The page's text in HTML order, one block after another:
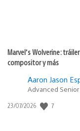
Marvel’s Wolverine:
compositor y más
Aaron Jason
Advanced
Fecha
23/07/2026 7